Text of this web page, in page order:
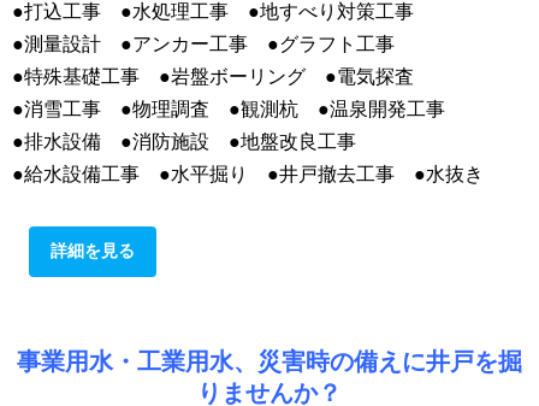
●打込工事 ●水処理工事 ●地すべり対策工事
●測量設計 ●アンカー工事 ●グラフト工事
●特殊基礎工事 ●岩盤ボーリング ●電気探査
●消雪工事 ●物理調査 ●観測杭 ●温泉開発工事
●排水設備 ●消防施設 ●地盤改良工事
●給水設備工事 ●水平掘り ●井戸撤去工事 ●水抜き
詳細を見る
事業用水・工業用水、災害時の備えに井戸を掘
りませんか？